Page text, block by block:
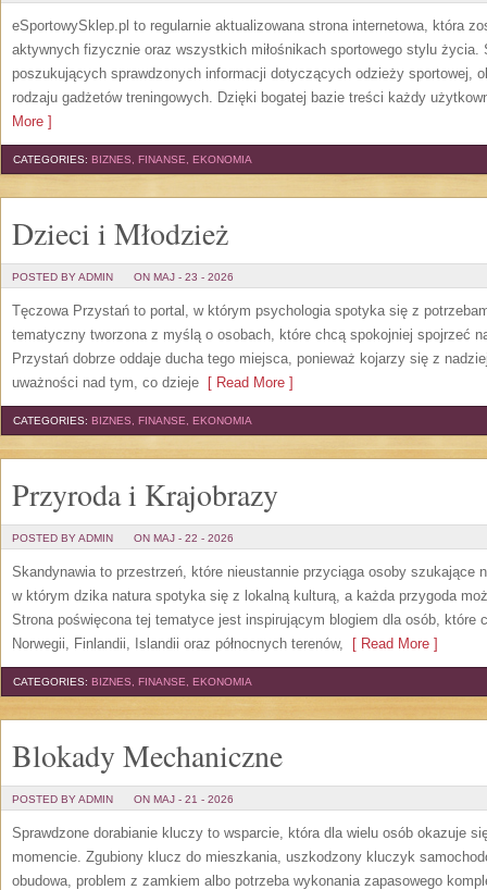
eSportowySklep.pl to regularnie aktualizowana strona internetowa, która
aktywnych fizycznie oraz wszystkich miłośnikach sportowego stylu życia.
poszukujących sprawdzonych informacji dotyczących odzieży sportowej,
rodzaju gadżetów treningowych. Dzięki bogatej bazie treści każdy
More ]
CATEGORIES: BIZNES, FINANSE, EKONOMIA
Dzieci i Młodzież
POSTED BY ADMIN ON MAJ - 23 - 2026
Tęczowa Przystań to portal, w którym psychologia spotyka się z
tematyczny tworzona z myślą o osobach, które chcą spokojniej spojrzeć
Przystań dobrze oddaje ducha tego miejsca, ponieważ kojarzy się z
uważności nad tym, co dzieje [ Read More ]
CATEGORIES: BIZNES, FINANSE, EKONOMIA
Przyroda i Krajobrazy
POSTED BY ADMIN ON MAJ - 22 - 2026
Skandynawia to przestrzeń, które nieustannie przyciąga osoby szukające
w którym dzika natura spotyka się z lokalną kulturą, a każda przygoda
Strona poświęcona tej tematyce jest inspirującym blogiem dla osób, które
Norwegii, Finlandii, Islandii oraz północnych terenów, [ Read More ]
CATEGORIES: BIZNES, FINANSE, EKONOMIA
Blokady Mechaniczne
POSTED BY ADMIN ON MAJ - 21 - 2026
Sprawdzone dorabianie kluczy to wsparcie, która dla wielu osób okazuje
momencie. Zgubiony klucz do mieszkania, uszkodzony kluczyk
obudowa, problem z zamkiem albo potrzeba wykonania zapasowego